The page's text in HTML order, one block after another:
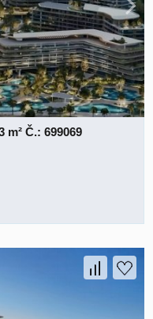
m² Č.: 699069